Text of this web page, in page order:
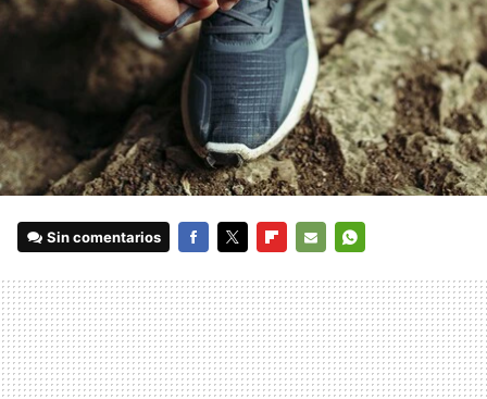
Sin comentarios
MAIL